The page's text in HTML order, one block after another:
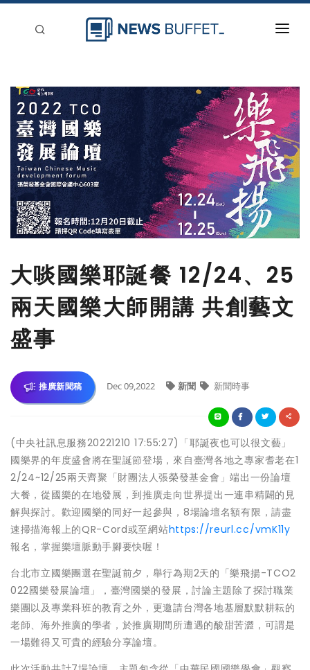
新聞稿分類
登入
刊登
大啖國樂耶誕餐 12/24、25
兩天國樂大師開講 共創藝文
盛事
推廣新聞稿 Dec 09,2022 新聞 新聞時事
(中央社訊息服務20221210 17:55:27)「耶誕夜也可以很文藝」
國樂界的年度盛會將在聖誕節登場，來自臺灣各地之專家耆老在1
2/24~12/25兩天齊聚「財團法人張榮發基金會」端出一份論壇
大餐，從國樂的在地發展，到推廣走向世界提出一連串精闢的見
解與探討。歡迎國樂的同好一起參與，8場論壇名額有限，請盡
速掃描海報上的QR-Cord或至網站https://reurl.cc/vmK11y
報名，掌握樂壇脈動手腳要快喔！
台北市立國樂團選在聖誕前夕，舉行為期2天的「樂飛揚-TCO2
022國樂發展論壇」，臺灣國樂的發展，討論主題除了探討職業
樂團以及專業科班的教育之外，更邀請台灣各地基層默默耕耘的
老師、海外推廣的學者，於推廣期間所遭遇的酸甜苦澀，可謂是
一場難得又可貴的經驗分享論壇。